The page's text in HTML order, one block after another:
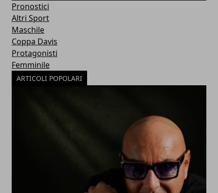
Pronostici
Altri Sport
Maschile
Coppa Davis
Protagonisti
Femminile
ARTICOLI POPOLARI